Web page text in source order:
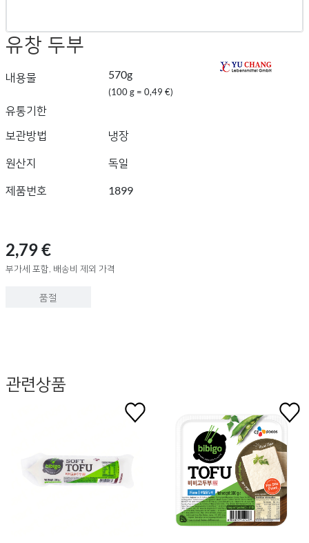
유창 두부
내용물 570g
(100 g = 0,49 €)
유통기한
보관방법
냉장
원산지 독일
제품번호 1899
2,79 €
부가세 포함, 배송비 제외 가격
품절
관련상품